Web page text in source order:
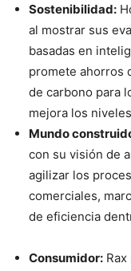
Sostenibilidad:
al mostrar sus
basadas en
promete ahorros
de carbono para
mejora los
Mundo
con su visión de
agilizar los
comerciales,
de eficiencia
Consumidor: